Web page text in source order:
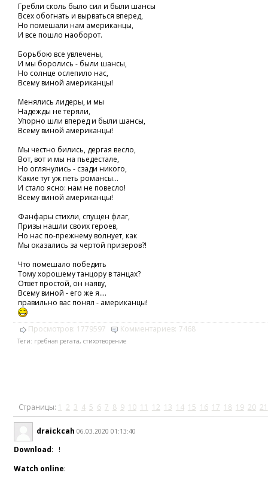
Гребли сколь было сил и были шансы
Всех обогнать и вырваться вперед,
Но помешали нам американцы,
И все пошло наоборот.
Борьбою все увлечены,
И мы боролись - были шансы,
Но солнце ослепило нас,
Всему виной американцы!
Менялись лидеры, и мы
Надежды не теряли,
Упорно шли вперед и были шансы,
Всему виной американцы!
Мы честно бились, дергая весло,
Вот, вот и мы на пьедестале,
Но оглянулись - сзади никого,
Какие тут уж петь романсы...
И стало ясно: нам не повесло!
Всему виной американцы!
Фанфары стихли, спущен флаг,
Призы нашли своих героев,
Но нас по-прежнему волнует, как
Мы оказались за чертой призеров?!
Что помешало победить
Тому хорошему танцору в танцах?
Ответ простой, он наяву,
Всему виной - его же я....
правильно вас понял - американцы!
Просмотров: 1779597 Комментариев: 7468
Теги: гребная регата, стихотворение
Страницы: 1 2 3 4 5 6 7 8 9 10 11 12 13 14 15 16 17 18 19 20 21
draickcah 06.03.2020 01:13:40
Download: !
Watch online: